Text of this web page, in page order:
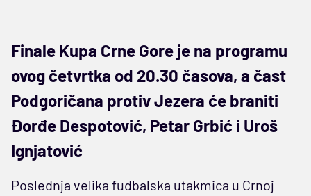
Finale Kupa Crne Gore je na programu
ovog četvrtka od 20.30 časova, a čast
Podgoričana protiv Jezera će braniti
Đorđe Despotović, Petar Grbić i Uroš
Ignjatović
Poslednja velika fudbalska utakmica u Crnoj